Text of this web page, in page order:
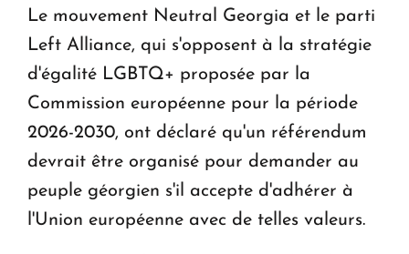
Le mouvement Neutral Georgia et le parti
Left Alliance, qui s'opposent à la stratégie
d'égalité LGBTQ+ proposée par la
Commission européenne pour la période
2026-2030, ont déclaré qu'un référendum
devrait être organisé pour demander au
peuple géorgien s'il accepte d'adhérer à
l'Union européenne avec de telles valeurs.